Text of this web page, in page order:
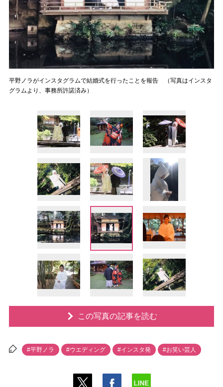
平野ノラがインスタグラムで結婚式を行ったことを報告 （写真はインスタ
グラムより、事務所許諾済み）
この写真の記事を読む
#平野ノラ #ウエディング #インスタ発 #お笑い芸人